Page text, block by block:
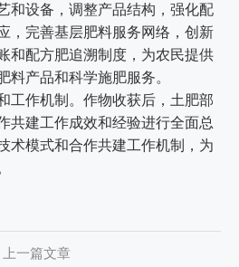
和设备，调整产品结构，强化配
，完善基层肥料服务网络，创新
和配方肥追溯制度，为农民提供
料产品和科学施肥服务。
作机制。作物收获后，土肥部
共建工作成效和经验进行全面总
术模式和合作共建工作机制，为
上一篇文章